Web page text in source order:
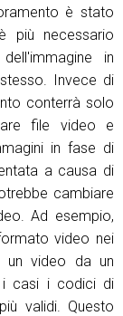
è stato
più necessario
in
Invece di
conterrà solo
file video e
in fase di
a causa di
cambiare
Ad esempio,
video nei
un video da un
i casi i codici di
validi. Questo